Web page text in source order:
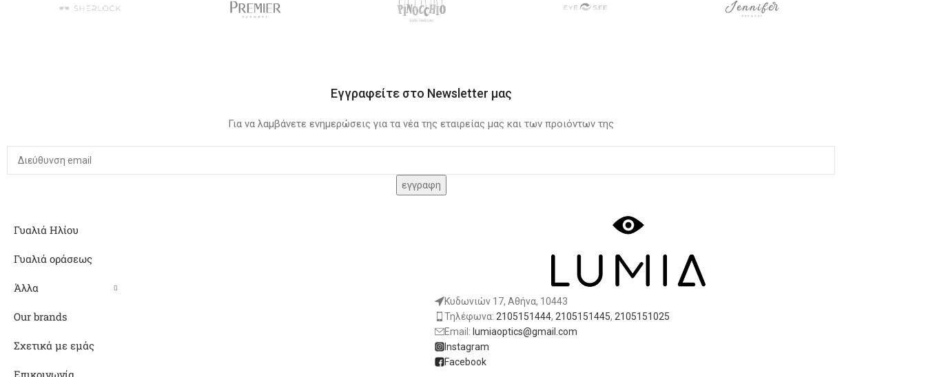
Εγγραφείτε στο Newsletter μας
Για να λαμβάνετε ενημερώσεις για τα νέα της εταιρείας μας και των προιόντων της
Γυαλιά Ηλίου
Γυαλιά οράσεως
Άλλα
Our brands
Σχετικά με εμάς
Κυδωνιών 17, Αθήνα, 10443
Τηλέφωνα: 2105151444, 2105151445, 2105151025
Email: lumiaoptics@gmail.com
Instagram
Facebook